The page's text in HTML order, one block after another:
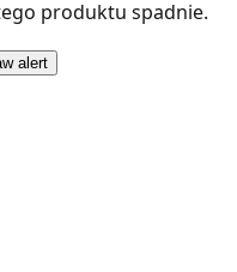
produktu spadnie.
alert